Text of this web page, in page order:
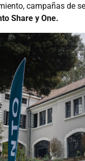
campañas de
Share y One.